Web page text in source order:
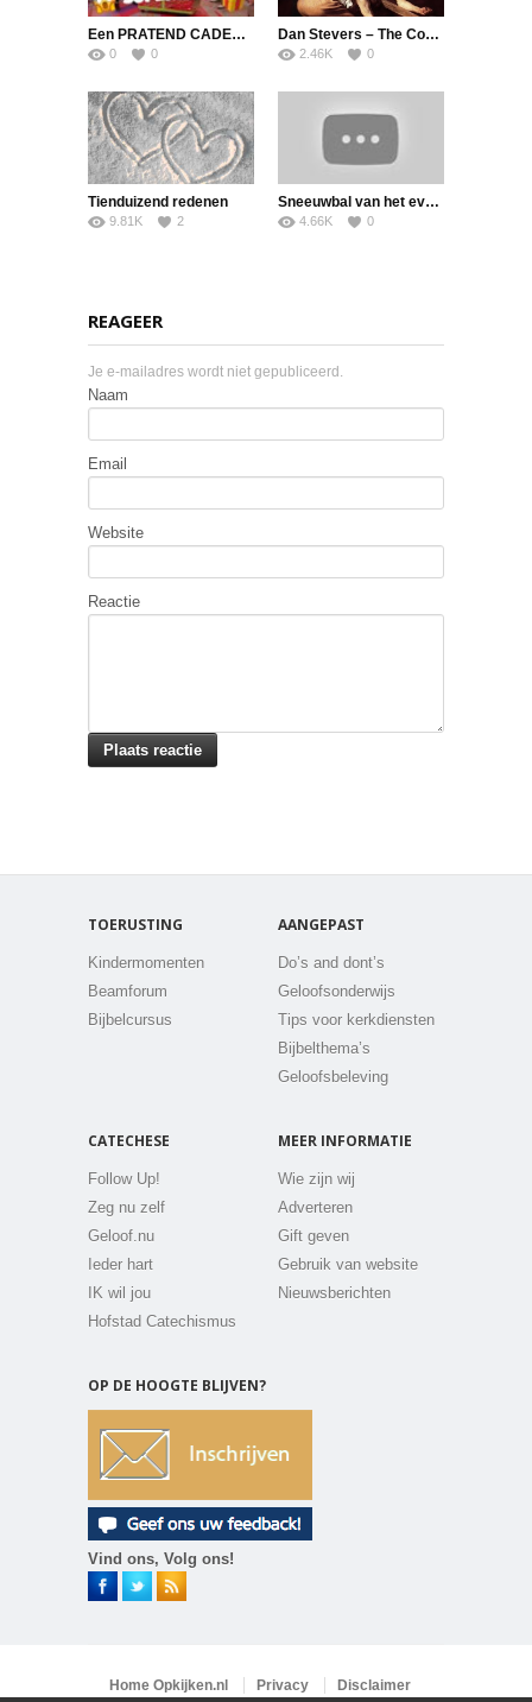
Een PRATEND CADEAU?! | SuperKids Online
0 0
Dan Stevers – The Cost of Discipleship
2.46K 0
Tienduizend redenen
9.81K 2
Sneeuwbal van het evangelie
4.66K 0
REAGEER
Je e-mailadres wordt niet gepubliceerd.
Naam
Email
Website
Reactie
TOERUSTING
Kindermomenten
Beamforum
Bijbelcursus
AANGEPAST
Do’s and dont’s
Geloofsonderwijs
Tips voor kerkdiensten
Bijbelthema’s
Geloofsbeleving
CATECHESE
Follow Up!
Zeg nu zelf
Geloof.nu
Ieder hart
IK wil jou
Hofstad Catechismus
MEER INFORMATIE
Wie zijn wij
Adverteren
Gift geven
Gebruik van website
Nieuwsberichten
OP DE HOOGTE BLIJVEN?
Vind ons, Volg ons!
Home Opkijken.nl Privacy
Disclaimer